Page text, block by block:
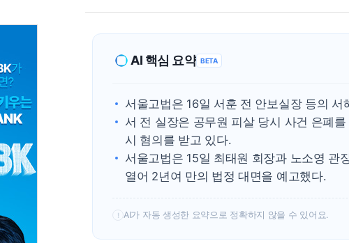
AI 핵심 요약 BETA
서울고법은 16일 서훈 전 안보실장 등의
서 전 실장은 공무원 피살 당시 사건 은폐
시 혐의를 받고 있다.
서울고법은 15일 최태원 회장과 노소영 관
열어 2년여 만의 법정 대면을 예고했다.
! AI가 자동 생성한 요약으로 정확하지 않을 수 있어요.